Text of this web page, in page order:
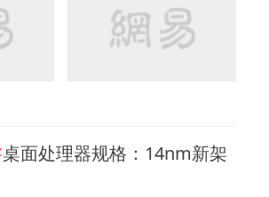
桌面处理器规格：14nm新架